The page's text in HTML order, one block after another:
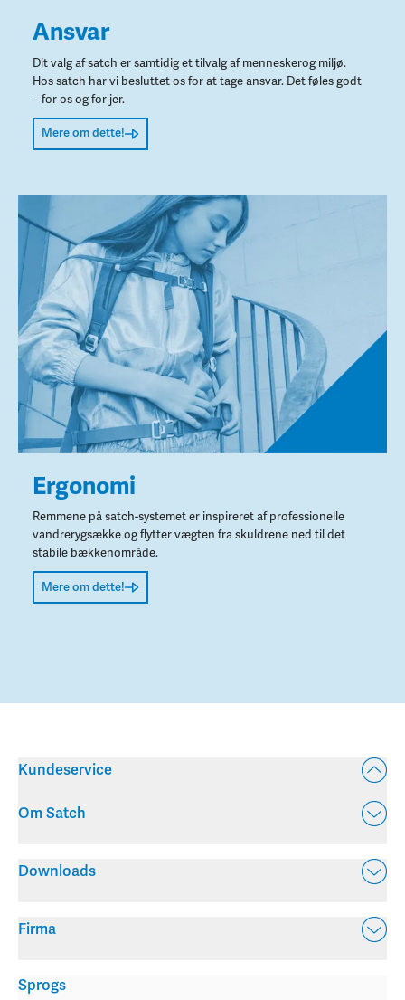
Ansvar
Dit valg af satch er samtidig et tilvalg af menneskerog miljø.
Hos satch har vi besluttet os for at tage ansvar. Det føles godt
– for os og for jer.
Mere om dette!
Ergonomi
Remmene på satch-systemet er inspireret af professionelle
vandrerygsække og flytter vægten fra skuldrene ned til det
stabile bækkenområde.
Mere om dette!
Kundeservice
Om Satch
Downloads
Firma
Sprogs